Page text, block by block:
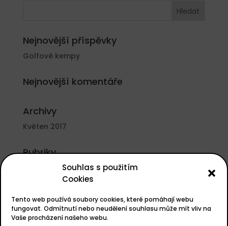
Souhlas s použitím
Cookies
Tento web používá soubory cookies, které pomáhají webu
fungovat. Odmítnutí nebo neudělení souhlasu může mít vliv na
Vaše procházení našeho webu.
Nejnovější příspěvky
Golfové kempy
Nejnovější komentáře
Archivy
Květen 2017
Rubriky
Nezařazené
Přihlásit se
Zdroj kanálů (příspěvky)